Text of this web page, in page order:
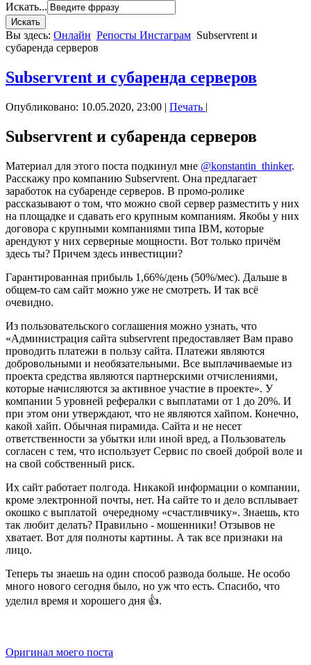
Искать...
Вы здесь: Онлайн Репосты Инстаграм Subservrent и
субаренда серверов
Subservrent и субаренда серверов
Опубликовано: 10.05.2020, 23:00 | Печать |
Subservrent и субаренда серверов
Материал для этого поста подкинул мне @konstantin_thinker.
Расскажу про компанию Subservrent. Она предлагает
заработок на субаренде серверов. В промо-ролике
рассказывают о том, что можно свой сервер разместить у них
на площадке и сдавать его крупным компаниям. Якобы у них
договора с крупными компаниями типа IBM, которые
арендуют у них серверные мощности. Вот только причём
здесь ты? Причем здесь инвестиции?
Гарантированная прибыль 1,66%/день (50%/мес). Дальше в
общем-то сам сайт можно уже не смотреть. И так всё
очевидно.
Из пользовательского соглашения можно узнать, что
«Администрация сайта subservrent предоставляет Вам право
проводить платежи в пользу сайта. Платежи являются
добровольными и необязательными. Все выплачиваемые из
проекта средства являются партнерскими отчислениями,
которые начисляются за активное участие в проекте». У
компании 5 уровней рефералки с выплатами от 1 до 20%. И
при этом они утверждают, что не являются хайпом. Конечно,
какой хайп. Обычная пирамида. Сайта и не несет
ответственности за убытки или иной вред, а Пользователь
согласен с тем, что использует Сервис по своей доброй воле и
на свой собственный риск.
Их сайт работает полгода. Никакой информации о компании,
кроме электронной почты, нет. На сайте то и дело всплывает
окошко с выплатой очередному «счастливчику». Знаешь, кто
так любит делать? Правильно - мошенники! Отзывов не
хватает. Вот для полноты картины. А так все признаки на
лицо.
Теперь ты знаешь на один способ развода больше. Не особо
много нового сегодня было, но уж что есть. Спасибо, что
уделил время и хорошего дня 👍.
Оригинал моего поста